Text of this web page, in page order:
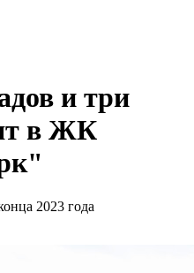
и три
в ЖК
2023 года